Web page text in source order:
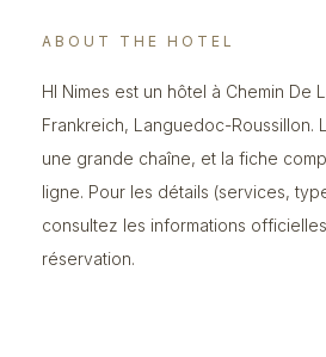
ABOUT THE HOTEL
HI Nimes est un hôtel à Chemin De
Frankreich, Languedoc-Roussillon.
une grande chaîne, et la fiche
ligne. Pour les détails (services,
consultez les informations
réservation.